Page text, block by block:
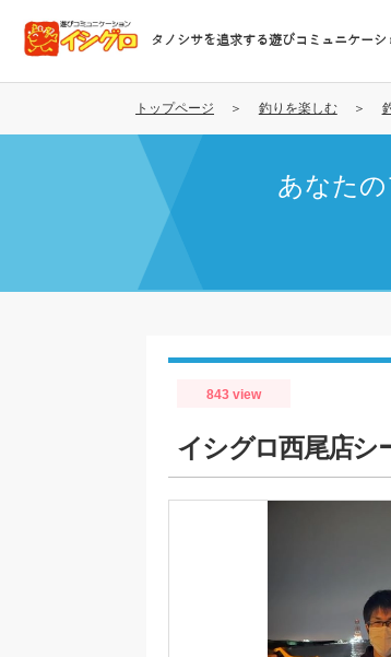
コ
テ
タノシサを追求する遊びコミュニケーシ
トップページ 釣りを楽しむ
あなた
843 view
イシグロ西尾店シ